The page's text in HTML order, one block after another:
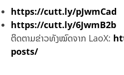
https://cutt.ly/pJwmCad
https://cutt.ly/6JwmB2b
ຕິດຕາມຂ່າວທັງໝົດຈາກ LaoX:
posts/